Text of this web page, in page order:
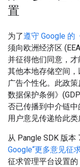
置
为了遵守 Google 的
须向欧洲经济区
并征得他们同意，
其他本地存储空间
广告个性化。此政
数据保护条例》
否已传播到中介链
用户意见传递给此类
从 Pangle SDK 版本
Google“更多意见征
征求管理平台设置的